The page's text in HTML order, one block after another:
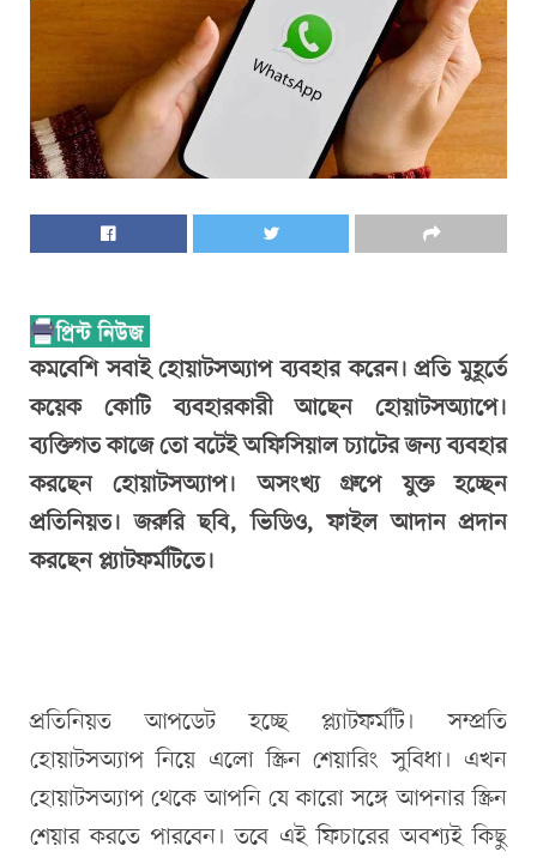
কমবেশি সবাই হোয়াটসঅ্যাপ ব্যবহার করেন। প্রতি মুহূর্তে
কয়েক কোটি ব্যবহারকারী আছেন হোয়াটসঅ্যাপে।
ব্যক্তিগত কাজে তো বটেই অফিসিয়াল চ্যাটের জন্য ব্যবহার
করছেন হোয়াটসঅ্যাপ। অসংখ্য গ্রুপে যুক্ত হচ্ছেন
প্রতিনিয়ত। জরুরি ছবি, ভিডিও, ফাইল আদান প্রদান
করছেন প্ল্যাটফর্মটিতে।
প্রতিনিয়ত আপডেট হচ্ছে প্ল্যাটফর্মটি। সম্প্রতি
হোয়াটসঅ্যাপ নিয়ে এলো স্ক্রিন শেয়ারিং সুবিধা। এখন
হোয়াটসঅ্যাপ থেকে আপনি যে কারো সঙ্গে আপনার স্ক্রিন
শেয়ার করতে পারবেন। তবে এই ফিচারের অবশ্যই কিছু